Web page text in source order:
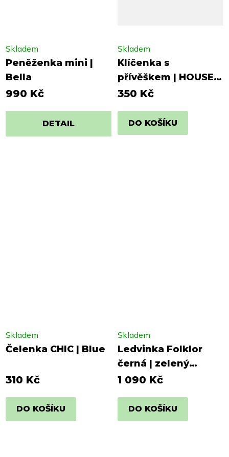
Peněženka mini |
Bella
Skladem
990 Kč
DETAIL
Klíčenka s
přívěškem | HOUSE
OF INTROVERTS
Skladem
350 Kč
DO KOŠÍKU
Čelenka CHIC | Blue
Skladem
310 Kč
DO KOŠÍKU
Ledvinka Folklor
černá | zelený
popruh, zelený
Skladem
1 090 Kč
DO KOŠÍKU